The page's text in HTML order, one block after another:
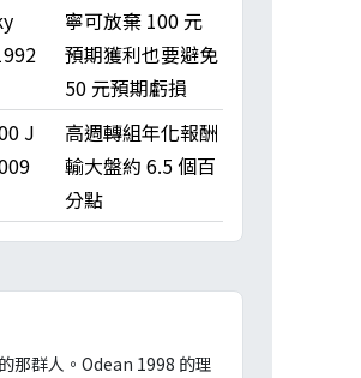
寧可放棄 100 元
預期獲利也要避免
50 元預期虧損
J
高週轉組年化報酬
輸大盤約 6.5 個百
分點
那群人。Odean 1998 的理